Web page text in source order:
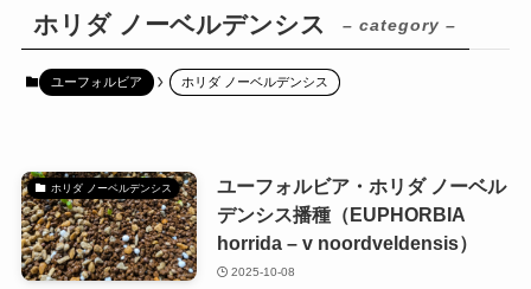
ホリダ ノーベルデンシス – category –
ユーフォルビア ホリダ ノーベルデンシス
ホリダ ノーベルデンシス
ユーフォルビア・ホリダ ノーベル
デンシス播種（EUPHORBIA
horrida – v noordveldensis）
2025-10-08